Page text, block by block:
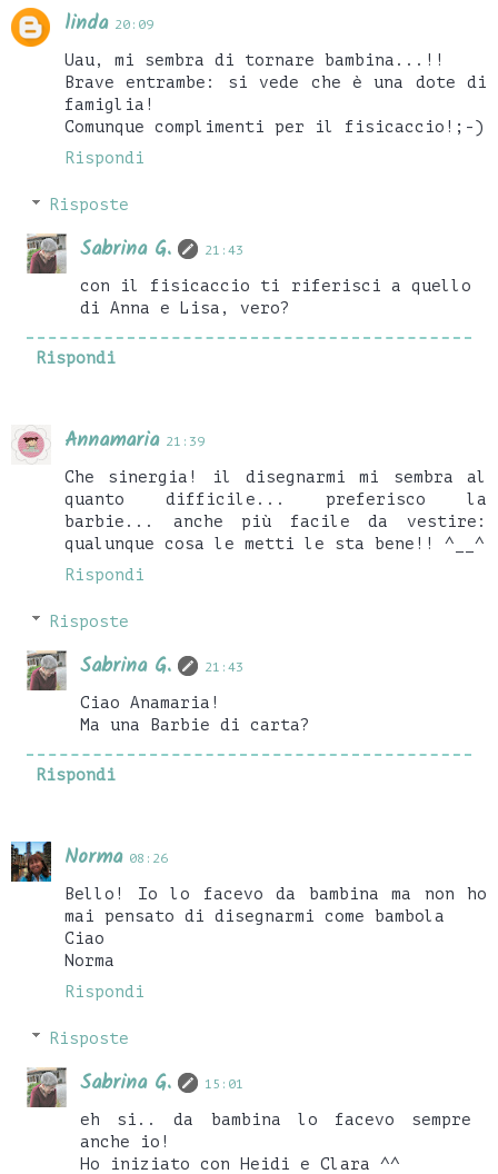
linda 20:09
Uau, mi sembra di tornare bambina...!!
Brave entrambe: si vede che è una dote di
famiglia!
Comunque complimenti per il fisicaccio!;-)
Rispondi
Risposte
Sabrina G. 21:43
con il fisicaccio ti riferisci a quello
di Anna e Lisa, vero?
Rispondi
Annamaria 21:39
Che sinergia! il disegnarmi mi sembra al
quanto difficile... preferisco la
barbie... anche più facile da vestire:
qualunque cosa le metti le sta bene!! ^__^
Rispondi
Risposte
Sabrina G. 21:43
Ciao Anamaria!
Ma una Barbie di carta?
Rispondi
Norma 08:26
Bello! Io lo facevo da bambina ma non ho
mai pensato di disegnarmi come bambola
Ciao
Norma
Rispondi
Risposte
Sabrina G. 15:01
eh si.. da bambina lo facevo sempre
anche io!
Ho iniziato con Heidi e Clara ^^